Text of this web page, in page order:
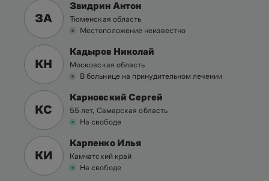
ЗА
Звидрин Антон
Тюменская область
Местоположение неизвестно
КН
Кадыров Николай
Московская область
В больнице на принудительном лечении
КС
Карновский Сергей
55 лет, Самарская область
На свободе
КИ
Карпенко Илья
Камчатский край
На свободе